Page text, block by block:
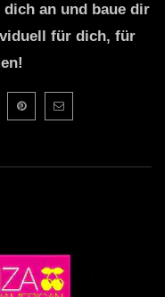
dich an und baue dir
für dich, für